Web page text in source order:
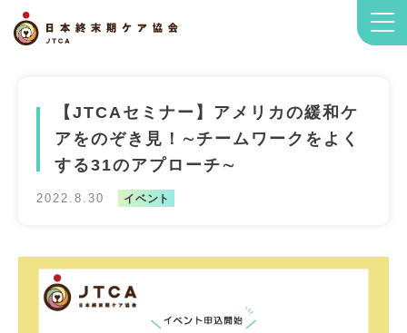
【JTCAセミナー】アメリカの緩和ケ
アをのぞき見！∼チームワークをよく
する31のアプローチ∼
2022.8.30 イベント